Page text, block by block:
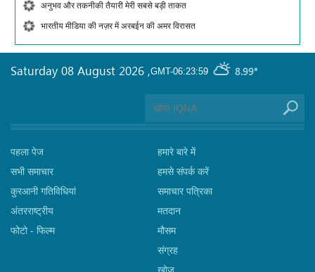
अनुभव और तकनीकी तैयारी मेरी सबसे बड़ी ताकत
भारतीय मीडिया की नज़र में अरबईन की अमर विरासत
GMT-06:23:59 8.99°
Saturday 08 August 2026 ,
पहला पेज
सभी समाचार
कुरआनी गतिविधियां
अंतरराष्ट्रीय
फोटो - फिल्म
हमारे बारे में
हमसे संपर्क करें
समाचार पत्रिका
मतदान
मौसम
संग्रह